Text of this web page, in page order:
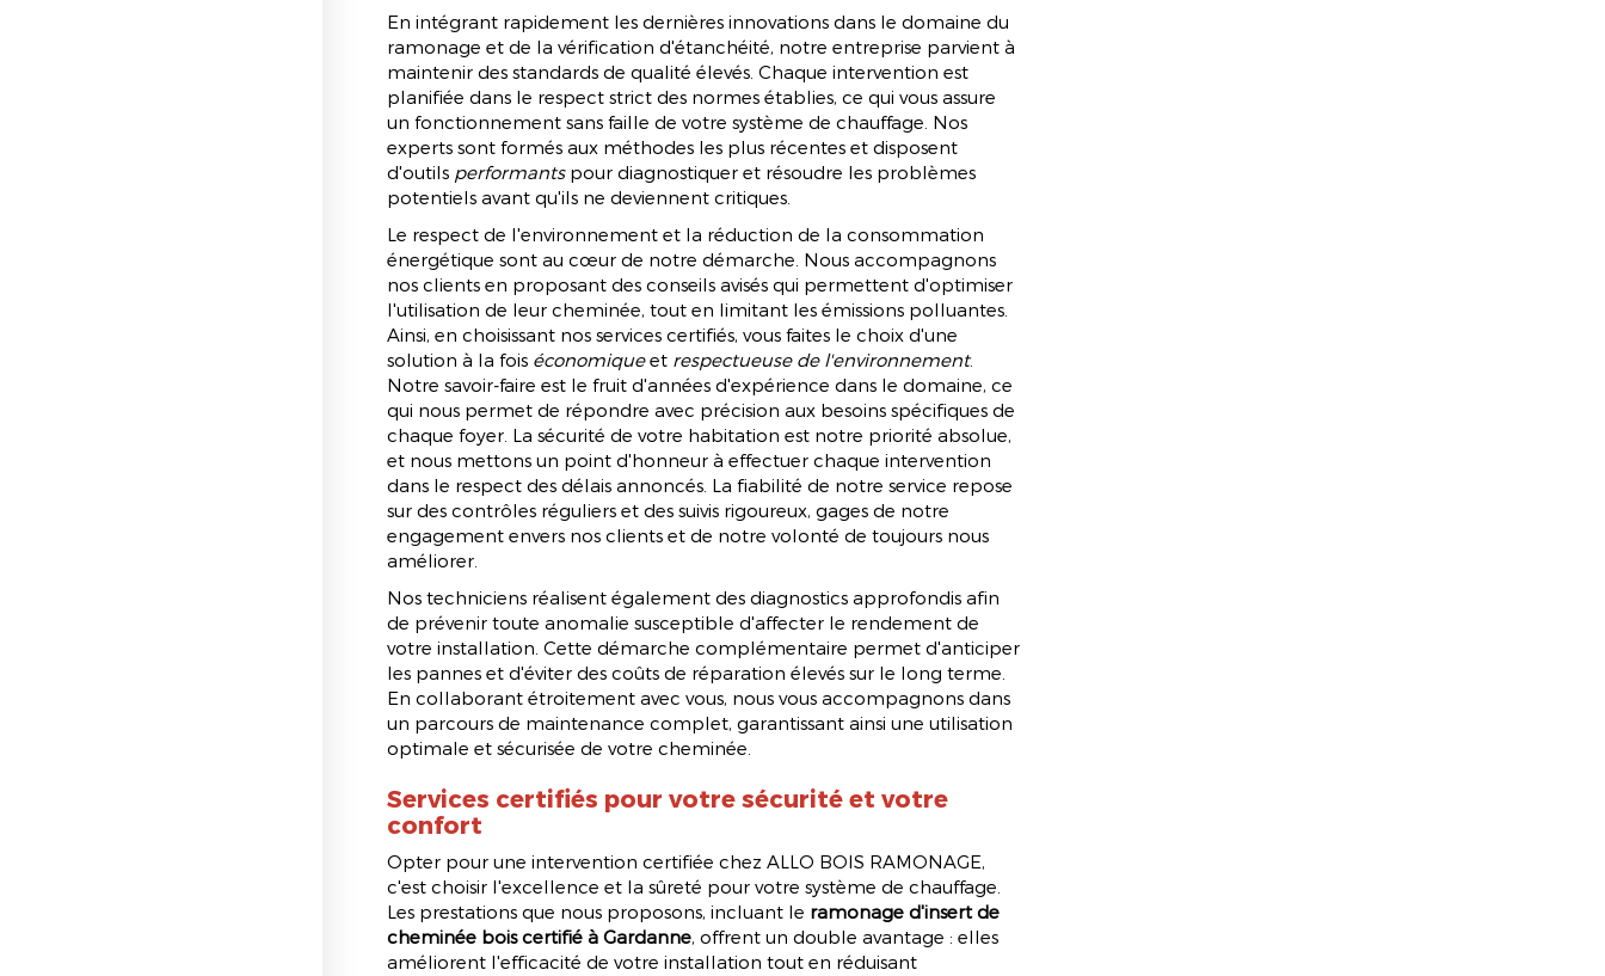
En intégrant rapidement les dernières innovations dans le domaine du
ramonage et de la vérification d'étanchéité, notre entreprise parvient à
maintenir des standards de qualité élevés. Chaque intervention est
planifiée dans le respect strict des normes établies, ce qui vous assure
un fonctionnement sans faille de votre système de chauffage. Nos
experts sont formés aux méthodes les plus récentes et disposent
d'outils performantspour diagnostiquer et résoudre les problèmes
potentiels avant qu'ils ne deviennent critiques.
Le respect de l'environnement et la réduction de la consommation
énergétique sont au cœur de notre démarche. Nous accompagnons
nos clients en proposant des conseils avisés qui permettent d'optimiser
l'utilisation de leur cheminée, tout en limitant les émissions polluantes.
Ainsi, en choisissant nos services certifiés, vous faites le choix d'une
solution à la fois économiqueet respectueuse de l'environnement.
Notre savoir-faire est le fruit d'années d'expérience dans le domaine, ce
qui nous permet de répondre avec précision aux besoins spécifiques de
chaque foyer. La sécurité de votre habitation est notre priorité absolue,
et nous mettons un point d'honneur à effectuer chaque intervention
dans le respect des délais annoncés. La fiabilité de notre service repose
sur des contrôles réguliers et des suivis rigoureux, gages de notre
engagement envers nos clients et de notre volonté de toujours nous
améliorer.
Nos techniciens réalisent également des diagnostics approfondis afin
de prévenir toute anomalie susceptible d'affecter le rendement de
votre installation. Cette démarche complémentaire permet d'anticiper
les pannes et d'éviter des coûts de réparation élevés sur le long terme.
En collaborant étroitement avec vous, nous vous accompagnons dans
un parcours de maintenance complet, garantissant ainsi une utilisation
optimale et sécurisée de votre cheminée.
Services certifiés pour votre sécurité et votre
confort
Opter pour une intervention certifiée chez ALLO BOIS RAMONAGE,
c'est choisir l'excellence et la sûreté pour votre système de chauffage.
Les prestations que nous proposons, incluant le ramonage d'insert de
cheminée bois certifié à Gardanne, offrent un double avantage : elles
améliorent l'efficacité de votre installation tout en réduisant